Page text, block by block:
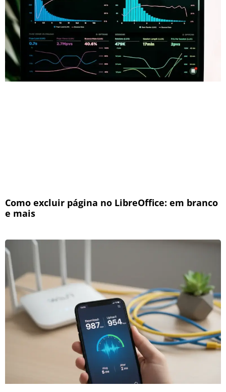
Como excluir página no LibreOffice: em branco
e mais